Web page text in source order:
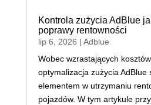
Kontrola zużycia AdBlue
poprawy rentowności
lip 6, 2026 | Adblue
Wobec wzrastających
optymalizacja zużycia AdBlue
elementem w utrzymaniu
pojazdów. W tym artykule